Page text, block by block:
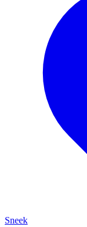
Sneek